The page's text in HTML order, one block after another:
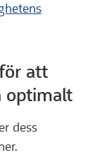
att
optimalt
dess